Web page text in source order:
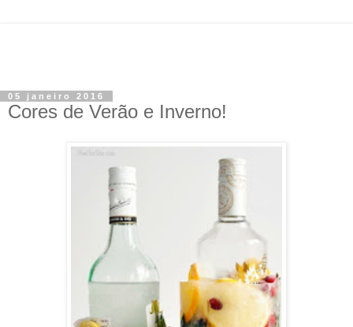
05 janeiro 2016
Cores de Verão e Inverno!